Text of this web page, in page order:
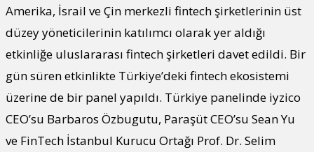
Amerika, İsrail ve Çin merkezli fintech şirketlerinin üst
düzey yöneticilerinin katılımcı olarak yer aldığı
etkinliğe uluslararası fintech şirketleri davet edildi. Bir
gün süren etkinlikte Türkiye’deki fintech ekosistemi
üzerine de bir panel yapıldı. Türkiye panelinde iyzico
CEO’su Barbaros Özbugutu, Paraşüt CEO’su Sean Yu
ve FinTech İstanbul Kurucu Ortağı Prof. Dr. Selim